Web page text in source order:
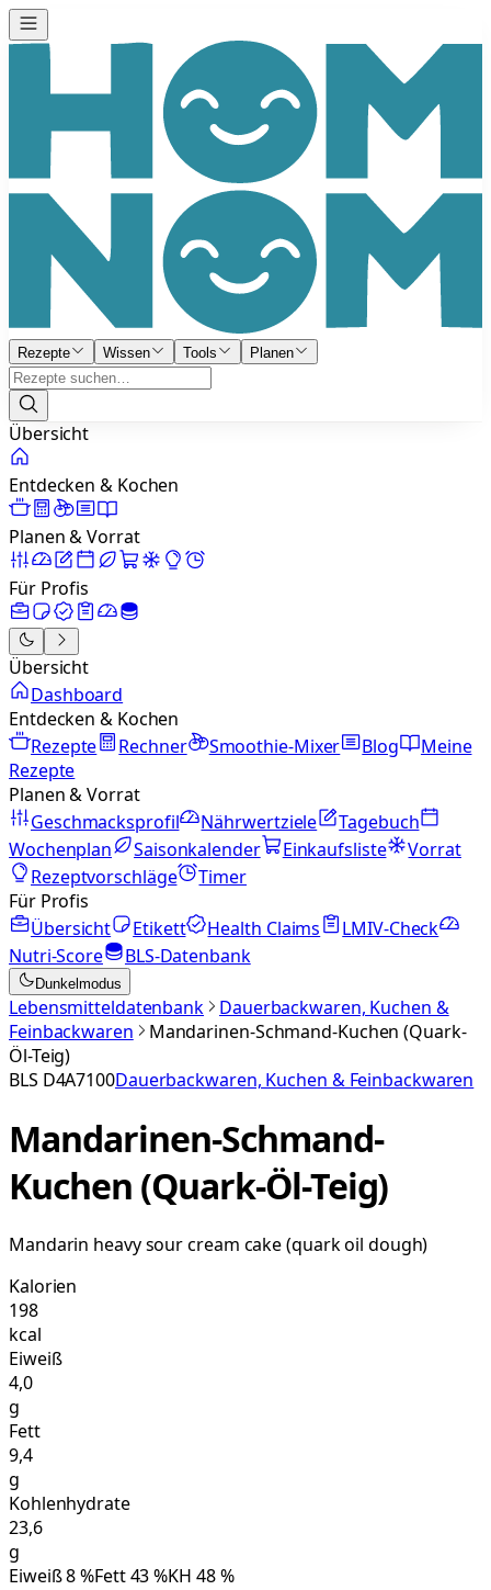
Rezepte Wissen Tools Planen
Übersicht
Entdecken & Kochen
Planen & Vorrat
Für Profis
Übersicht
Dashboard
Entdecken & Kochen
Rezepte
Rechner Smoothie-Mixer Blog
Meine
Rezepte
Planen & Vorrat
Geschmacksprofil
Nährwertziele
Tagebuch
Wochenplan
Saisonkalender Einkaufsliste
Vorrat
Rezeptvorschläge
Timer
Für Profis
Übersicht
Etikett Health Claims
LMIV-Check
Nutri-Score
BLS-Datenbank
Dunkelmodus
Lebensmitteldatenbank
Dauerbackwaren, Kuchen &
Feinbackwaren
Mandarinen-Schmand-Kuchen (Quark-
Öl-Teig)
BLS D4A7100Dauerbackwaren, Kuchen & Feinbackwaren
Mandarinen-Schmand-
Kuchen (Quark-Öl-Teig)
Mandarin heavy sour cream cake (quark oil dough)
Kalorien
198
kcal
Eiweiß
4,0
g
Fett
9,4
g
Kohlenhydrate
23,6
g
Eiweiß8%Fett43%KH 48%